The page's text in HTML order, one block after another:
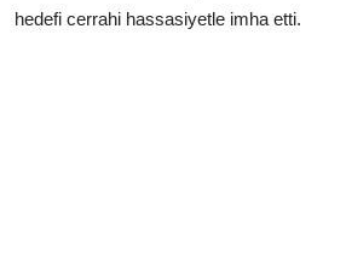
hedefi cerrahi hassasiyetle imha etti.